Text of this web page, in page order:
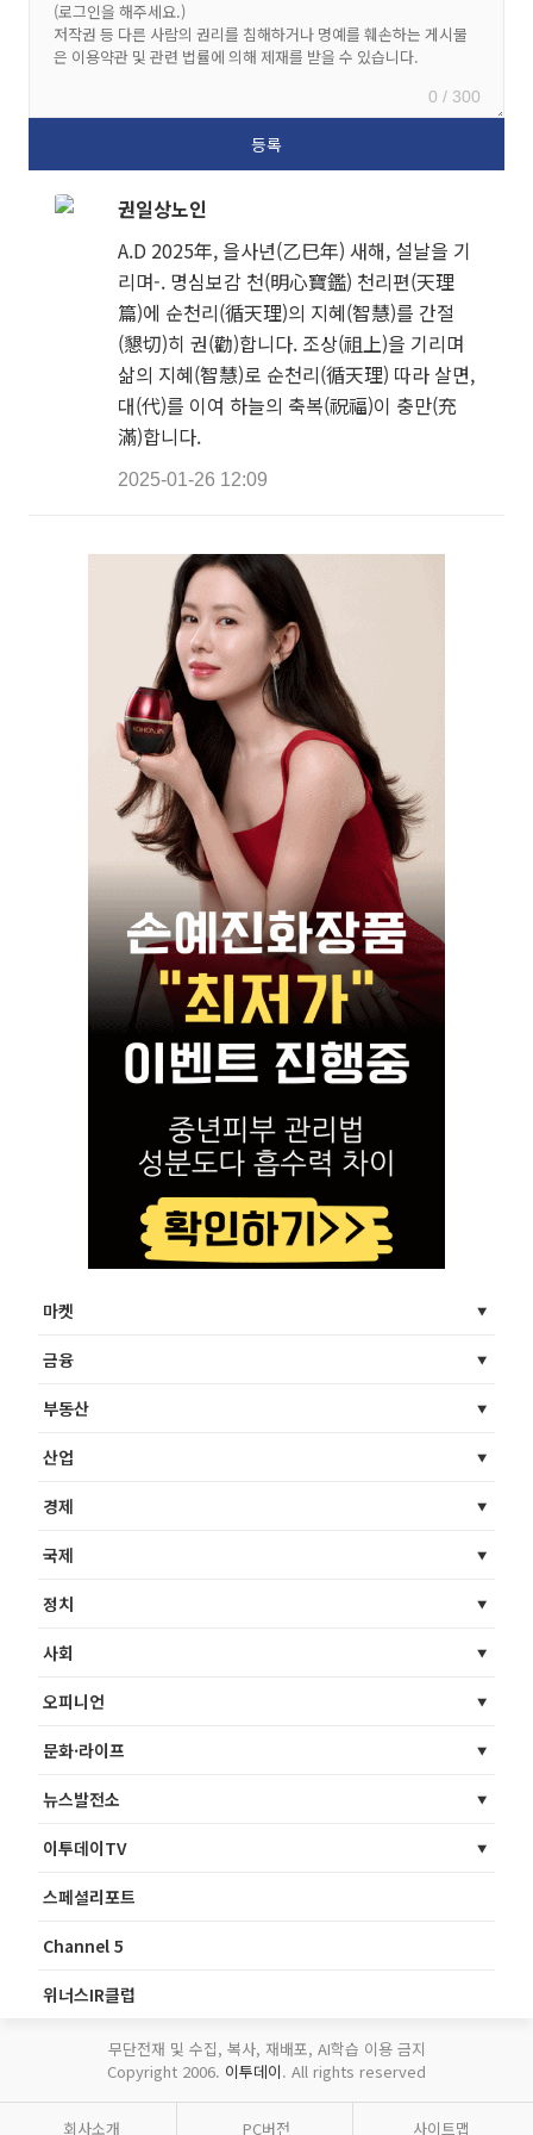
0 / 300
권일상노인
A.D 2025年, 을사년(乙巳年) 새해, 설날을 기
리며-. 명심보감 천(明心寶鑑) 천리편(天理
篇)에 순천리(循天理)의 지혜(智慧)를 간절
(懇切)히 권(勸)합니다. 조상(祖上)을 기리며
삶의 지혜(智慧)로 순천리(循天理) 따라 살면,
대(代)를 이여 하늘의 축복(祝福)이 충만(充
滿)합니다.
2025-01-26 12:09
마켓
금융
부동산
산업
경제
국제
정치
사회
오피니언
문화·라이프
뉴스발전소
이투데이TV
스페셜리포트
Channel 5
위너스IR클럽
무단전재 및 수집, 복사, 재배포, AI학습 이용 금지
Copyright 2006. 이투데이. All rights reserved
회사소개 PC버전 사이트맵